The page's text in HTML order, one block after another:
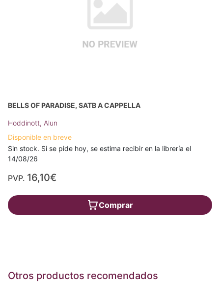
BELLS OF PARADISE, SATB A CAPPELLA
Hoddinott, Alun
Disponible en breve
Sin stock. Si se pide hoy, se estima recibir en la librería el
14/08/26
PVP. 16,10€
Comprar
Otros productos recomendados